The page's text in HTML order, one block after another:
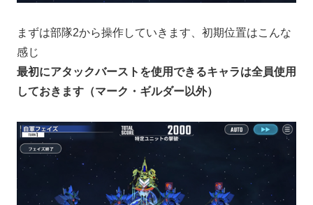
まずは部隊2から操作していきます、初期位置はこんな
感じ
最初にアタックバーストを使用できるキャラは全員使用
しておきます（マーク・ギルダー以外）